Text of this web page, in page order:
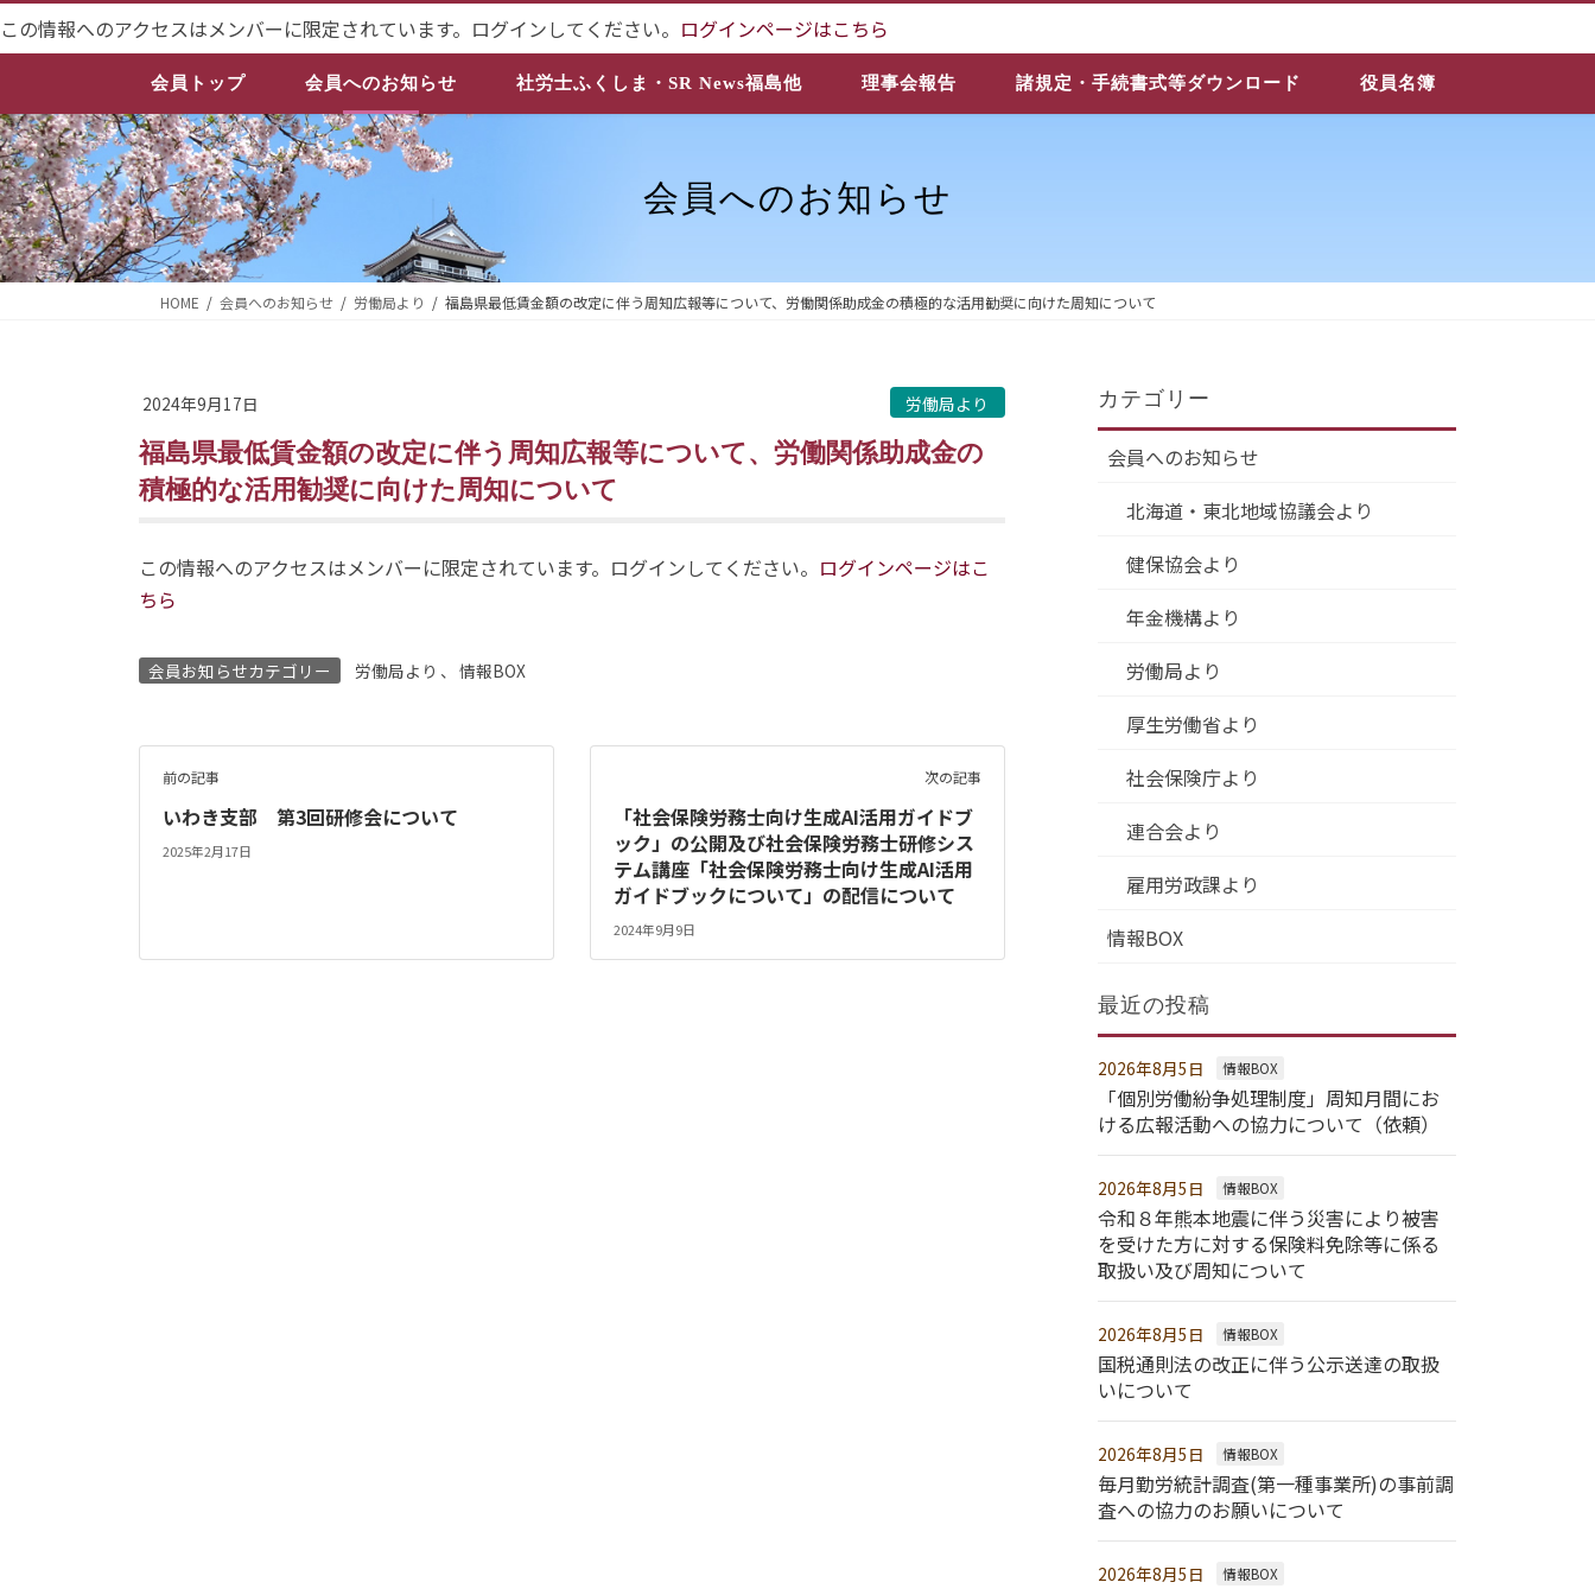
ン
ン
ツ
へ
ス
キ
ッ
ビ
ー
シ
ョ
ン
に
移
この情報へのアクセスはメンバーに限定されています。ログインしてください。 ログインページはこちら
会員トップ 会員へのお知らせ 社労士ふくしま・SR News福島他 理事会報告 諸規定・手続書式等ダウンロード 役員名簿
会員へのお知らせ
HOME 会員へのお知らせ 労働局より 福島県最低賃金額の改定に伴う周知広報等について、労働関係助成金の積極的な活用勧奨に向けた周知について
2024年9月17日 労働局より
福島県最低賃金額の改定に伴う周知広報等について、労働関係助成金の
積極的な活用勧奨に向けた周知について
この情報へのアクセスはメンバーに限定されています。ログインしてください。 ログインページはこ
ちら
会員お知らせカテゴリー 労働局より 、 情報BOX
前の記事
いわき支部 第3回研修会について
2025年2月17日
次の記事
「社会保険労務士向け生成AI活用ガイドブ
ック」の公開及び社会保険労務士研修シス
テム講座「社会保険労務士向け生成AI活用
ガイドブックについて」の配信について
2024年9月9日
カテゴリー
会員へのお知らせ
北海道・東北地域協議会より
健保協会より
年金機構より
労働局より
厚生労働省より
社会保険庁より
連合会より
雇用労政課より
情報BOX
最近の投稿
2026年8月5日 情報BOX
「個別労働紛争処理制度」周知月間にお
ける広報活動への協力について（依頼）
2026年8月5日 情報BOX
令和８年熊本地震に伴う災害により被害
を受けた方に対する保険料免除等に係る
取扱い及び周知について
2026年8月5日 情報BOX
国税通則法の改正に伴う公示送達の取扱
いについて
2026年8月5日 情報BOX
毎月勤労統計調査(第一種事業所)の事前調
査への協力のお願いについて
2026年8月5日 情報BOX